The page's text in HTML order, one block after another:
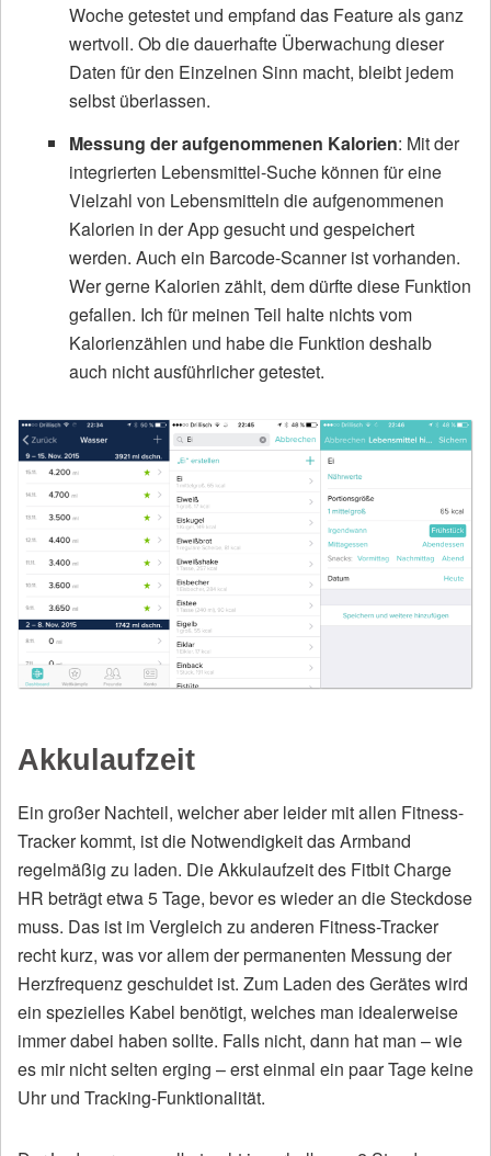
Woche getestet und empfand das Feature als ganz
wertvoll. Ob die dauerhafte Überwachung dieser
Daten für den Einzelnen Sinn macht, bleibt jedem
selbst überlassen.
Messung der aufgenommenen Kalorien: Mit der
integrierten Lebensmittel-Suche können für eine
Vielzahl von Lebensmitteln die aufgenommenen
Kalorien in der App gesucht und gespeichert
werden. Auch ein Barcode-Scanner ist vorhanden.
Wer gerne Kalorien zählt, dem dürfte diese Funktion
gefallen. Ich für meinen Teil halte nichts vom
Kalorienzählen und habe die Funktion deshalb
auch nicht ausführlicher getestet.
Akkulaufzeit
Ein großer Nachteil, welcher aber leider mit allen Fitness-
Tracker kommt, ist die Notwendigkeit das Armband
regelmäßig zu laden. Die Akkulaufzeit des Fitbit Charge
HR beträgt etwa 5 Tage, bevor es wieder an die Steckdose
muss. Das ist im Vergleich zu anderen Fitness-Tracker
recht kurz, was vor allem der permanenten Messung der
Herzfrequenz geschuldet ist. Zum Laden des Gerätes wird
ein spezielles Kabel benötigt, welches man idealerweise
immer dabei haben sollte. Falls nicht, dann hat man – wie
es mir nicht selten erging – erst einmal ein paar Tage keine
Uhr und Tracking-Funktionalität.